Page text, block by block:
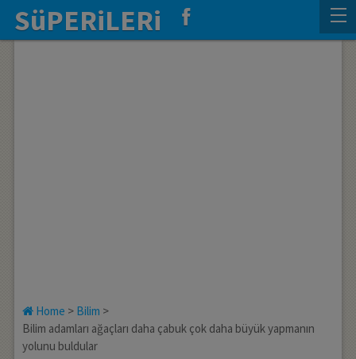
SüPERiLERi
Home > Bilim >
Bilim adamları ağaçları daha çabuk çok daha büyük yapmanın
yolunu buldular